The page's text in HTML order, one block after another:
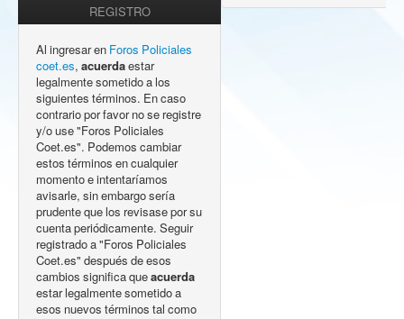
REGISTRO
Al ingresar en Foros Policiales
coet.es, acuerda estar
legalmente sometido a los
siguientes términos. En caso
contrario por favor no se registre
y/o use "Foros Policiales
Coet.es". Podemos cambiar
estos términos en cualquier
momento e intentaríamos
avisarle, sin embargo sería
prudente que los revisase por su
cuenta periódicamente. Seguir
registrado a "Foros Policiales
Coet.es" después de esos
cambios significa que acuerda
estar legalmente sometido a
esos nuevos términos tal como